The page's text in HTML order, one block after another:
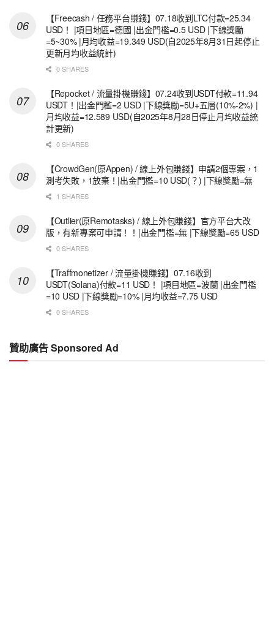
【Freecash / 任務平台賺錢】07.18收到LTC付款=25.34
USD！ |項目地區=德國 |出金門檻=0.5 USD |下線獎勵
=5~30% |月均收益=19.349 USD(自2025年8月31日起停止
更新月均收益統計)
0 SHARES
【Repocket / 流量掛機賺錢】07.24收到USDT付款=11.94
USDT！|出金門檻=2 USD |下線獎勵=5U+五層(10%-2%) |
月均收益=12.589 USD(自2025年8月28日停止月均收益統
計更新)
0 SHARES
【CrowdGen(原Appen) / 線上外包賺錢】申請2個專案，1
測考失敗，1放棄！|出金門檻=10 USD(？) |下線獎勵=無
1 SHARES
【Outlier(原Remotasks) / 線上外包賺錢】官方平台大改
版，有新專案可申請！！|出金門檻=無 |下線獎勵=65 USD
0 SHARES
【Traffmonetizer / 流量掛機賺錢】07.16收到
USDT(Solana)付款=11 USD！ |項目地區=波蘭 |出金門檻
=10 USD |下線獎勵=10% |月均收益=7.75 USD
0 SHARES
贊助廣告 Sponsored Ad